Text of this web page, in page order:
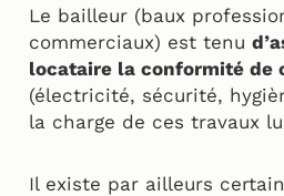
Le bailleur (baux
commerciaux) est tenu
locataire la conformité de
(électricité, sécurité,
la charge de ces travaux
Il existe par ailleurs